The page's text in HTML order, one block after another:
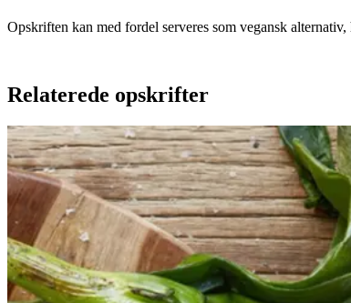
Opskriften kan med fordel serveres som vegansk
Relaterede opskrifter